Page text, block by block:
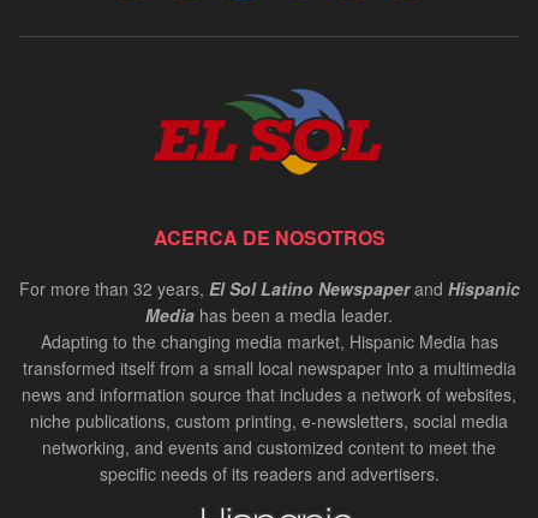
ACERCA DE NOSOTROS
For more than 32 years, El Sol Latino Newspaperand Hispanic
Media has been a media leader.
Adapting to the changing media market, Hispanic Media has
transformed itself from a small local newspaper into a multimedia
news and information source that includes a network of websites,
niche publications, custom printing, e-newsletters, social media
networking, and events and customized content to meet the
specific needs of its readers and advertisers.